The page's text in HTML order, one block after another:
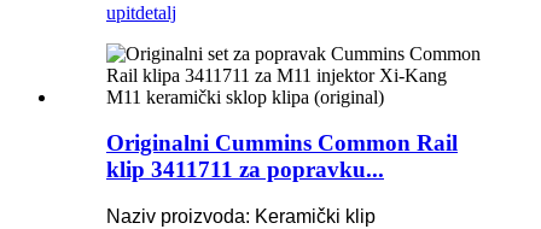
upitdetalj
Originalni Cummins Common Rail
klip 3411711 za popravku...
Naziv proizvoda: Keramički klip